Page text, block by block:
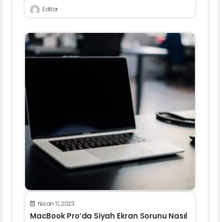
Editor
Nisan 11, 2023
MacBook Pro’da Siyah Ekran Sorunu Nasıl